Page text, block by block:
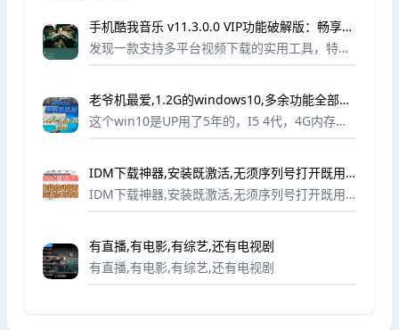
手机酷我音乐 v11.3.0.0 VIP功能破解版：畅享无
损音质与高级服务
发现一款支持多平台视频下载的实用工具，特此
为经典音乐播放应用，它集成了智能煲机、专业
蝰蛇音...
老爷机最爱,1.2G的windows10,多余功能全部精
简
这个win10是UP用了5年的，I5 4代，4G内存，
IDM下载神器,安装既激活,无须序列号打开既用
拉满你的带宽
IDM下载神器,安装既激活,无须序列号打开既用
有直播,有电影,有综艺,还有电视剧
有直播,有电影,有综艺,还有电视剧